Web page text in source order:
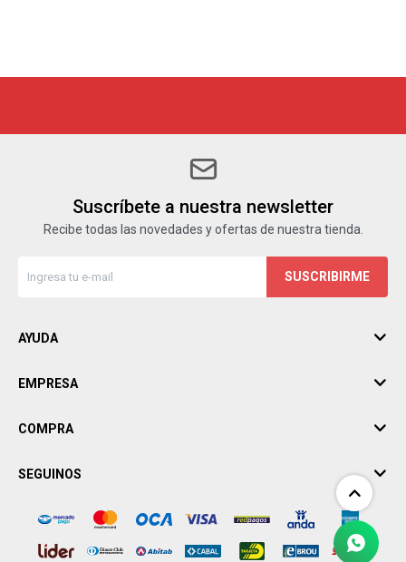
Suscríbete a nuestra newsletter
Recibe todas las novedades y ofertas de nuestra tienda.
SUSCRIBIRME
AYUDA
EMPRESA
COMPRA
SEGUINOS